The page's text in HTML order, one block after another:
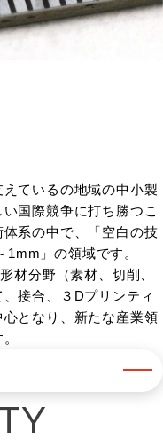
ているの地域の中小製
国際競争に打ち勝つこ
系の中で、「空白の技
」の領域です。
材分野（素材、切削、
接合、３Dプリンティ
となり、新たな産業領